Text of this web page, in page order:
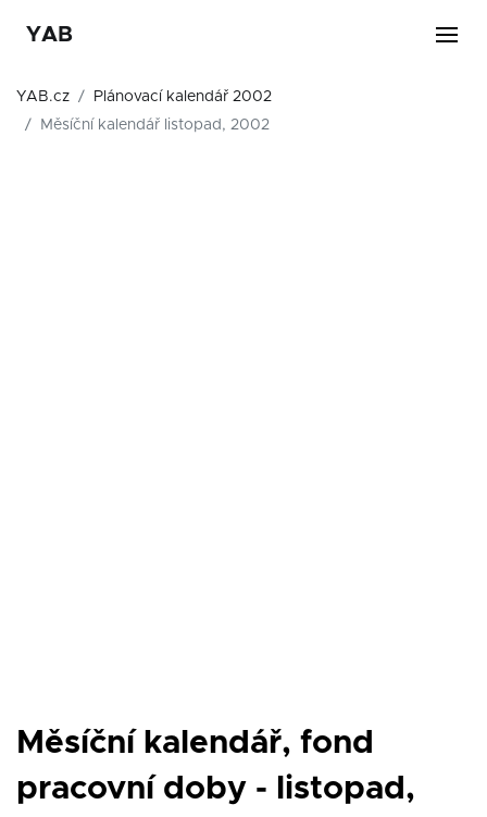
YAB
YAB.cz
Plánovací kalendář 2002
Měsíční kalendář listopad, 2002
Měsíční kalendář, fond
pracovní doby - listopad,